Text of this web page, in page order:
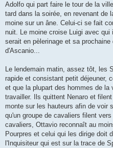
Adolfo qui part faire le tour de la
tard dans la soirée, en revenant de
moine sur un âne. Celui-ci se fait
nuit. Le moine croise Luigi avec qui
serait en pèlerinage et sa
d'Ascanio...
Le lendemain matin, assez tôt, les
rapide et consistant petit déjeuner,
et que la plupart des hommes de
travailler. Ils quittent Nenaro et
monte sur les hauteurs afin de voir
qu'un groupe de cavaliers filent
cavaliers, Ottavio reconnaît au
Pourpres et celui qui les dirige doit
l'Inquisiteur qui est sur la trace de